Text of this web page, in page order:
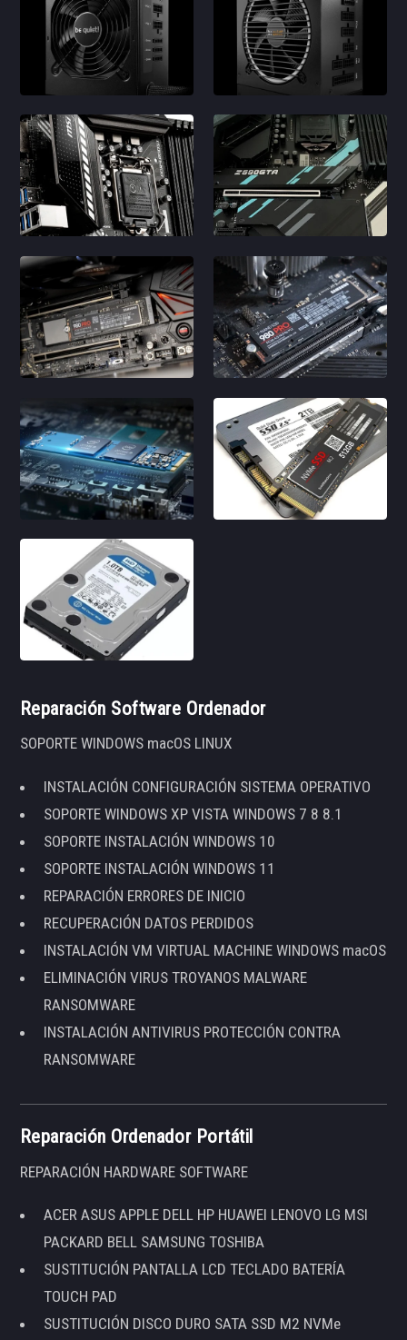
Reparación Software Ordenador
SOPORTE WINDOWS macOS LINUX
INSTALACIÓN CONFIGURACIÓN SISTEMA OPERATIVO
SOPORTE WINDOWS XP VISTA WINDOWS 7 8 8.1
SOPORTE INSTALACIÓN WINDOWS 10
SOPORTE INSTALACIÓN WINDOWS 11
REPARACIÓN ERRORES DE INICIO
RECUPERACIÓN DATOS PERDIDOS
INSTALACIÓN VM VIRTUAL MACHINE WINDOWS macOS
ELIMINACIÓN VIRUS TROYANOS MALWARE
RANSOMWARE
INSTALACIÓN ANTIVIRUS PROTECCIÓN CONTRA
RANSOMWARE
Reparación Ordenador Portátil
REPARACIÓN HARDWARE SOFTWARE
ACER ASUS APPLE DELL HP HUAWEI LENOVO LG MSI
PACKARD BELL SAMSUNG TOSHIBA
SUSTITUCIÓN PANTALLA LCD TECLADO BATERÍA
TOUCH PAD
SUSTITUCIÓN DISCO DURO SATA SSD M2 NVMe